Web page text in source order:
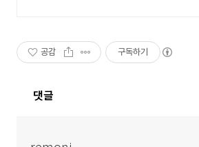
공감 구독하기
댓글